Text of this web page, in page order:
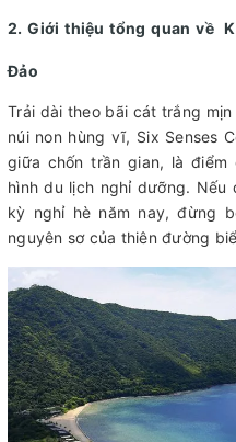
2. Giới thiệu tổng quan về
Đảo
Trải dài theo bãi cát trắng
núi non hùng vĩ, Six Senses
giữa chốn trần gian, là
hình du lịch nghỉ dưỡng.
kỳ nghỉ hè năm nay, đừng
nguyên sơ của thiên đường